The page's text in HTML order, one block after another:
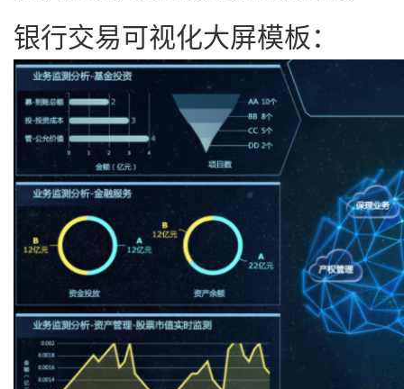
银行交易可视化大屏模板：